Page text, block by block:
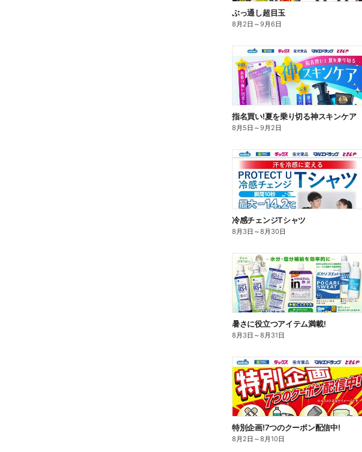
ぶっ通し超目玉
8月2日 ～9月6日
指名買い!夏を乗り切る神スキンケア
8月5日 ～9月2日
冷感チェンジTシャツ
8月3日 ～8月30日
暑さに役立つアイテム満載!
8月3日 ～8月31日
特別企画!7つのクーポン配信中!
8月2日 ～8月10日